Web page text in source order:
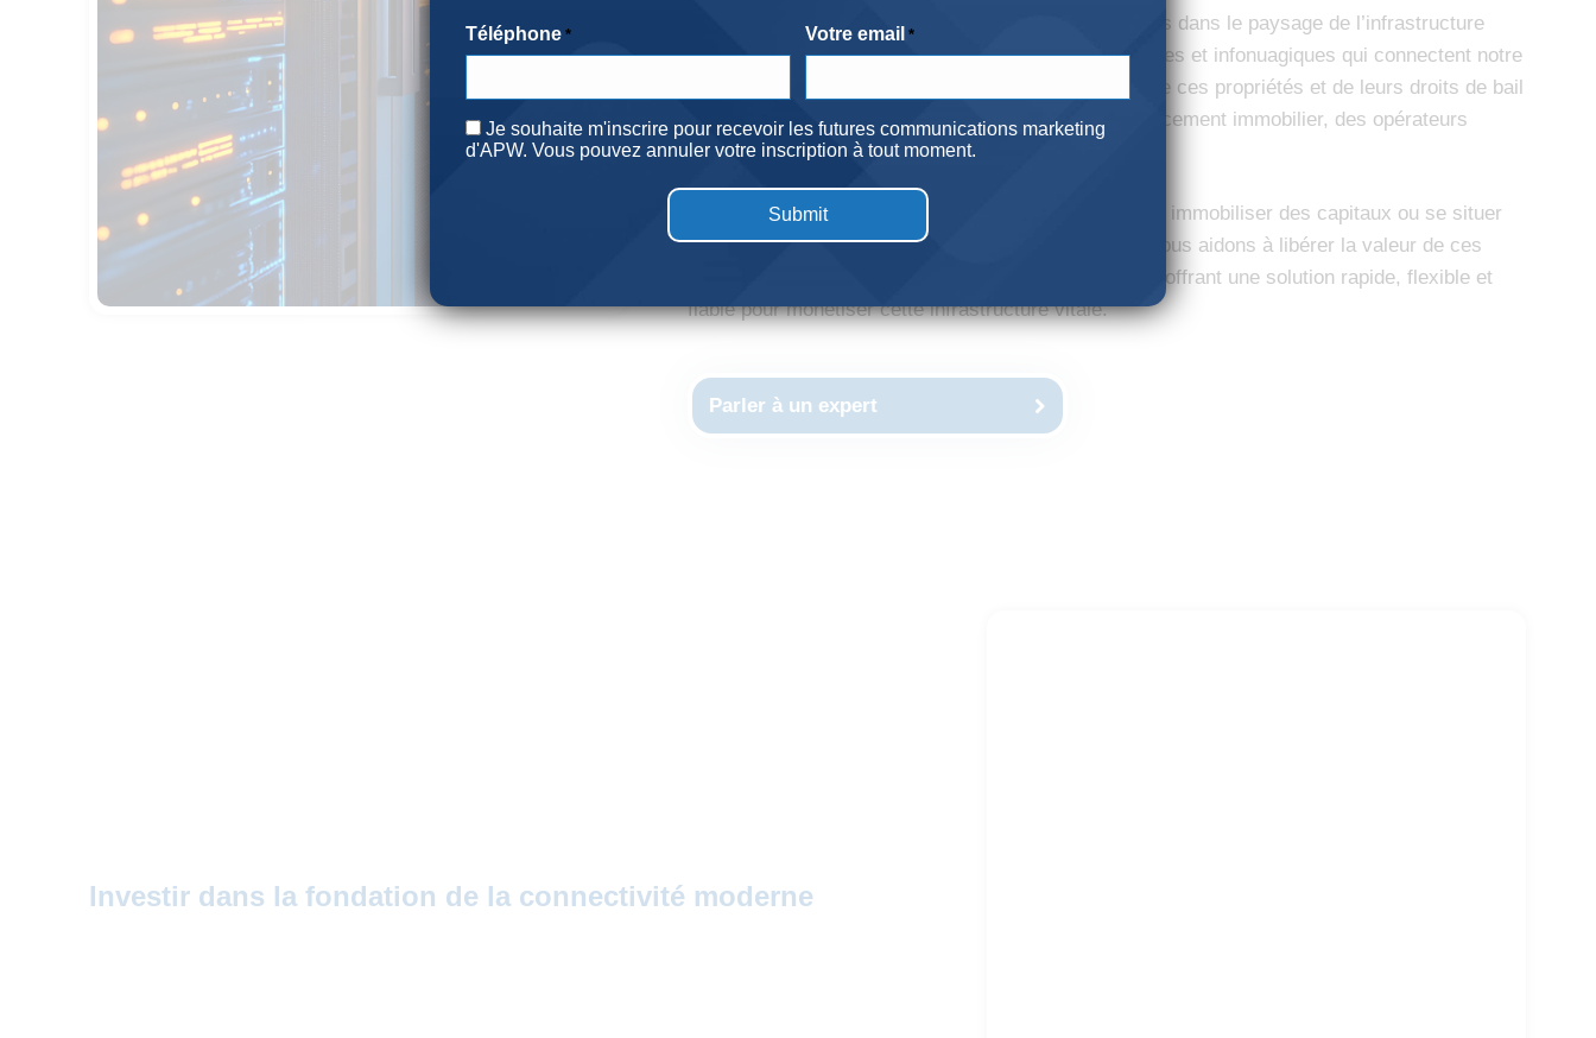
Les centres de commutation sont des actifs essentiels dans le paysage de l’infrastructure
numérique, permettant les services vocaux, de données et infonuagiques qui connectent notre
monde. APWireless se spécialise dans l’acquisition de ces propriétés et de leurs droits de bail
à long terme auprès des opérateurs, des fonds de placement immobilier, des opérateurs
gouvernementaux et des investisseurs privés.
Pour plusieurs propriétaires, ces installations peuvent immobiliser des capitaux ou se situer
en dehors d’une stratégie de portefeuille principale. Nous aidons à libérer la valeur de ces
actifs sans interrompre leurs opérations essentielles, offrant une solution rapide, flexible et
fiable pour monétiser cette infrastructure vitale.
Parler à un expert
Investir dans la fondation de la connectivité moderne
Téléphone * Votre email *
Consent
Je souhaite m'inscrire pour recevoir les futures communications marketing
d'APW. Vous pouvez annuler votre inscription à tout moment.